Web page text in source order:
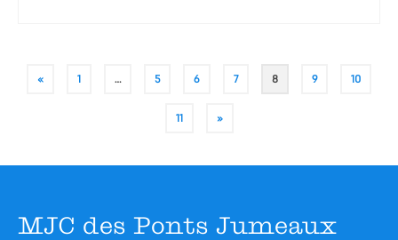
Pagination
« 1 … 5 6 7 8 9 10
11 »
MJC des Ponts Jumeaux